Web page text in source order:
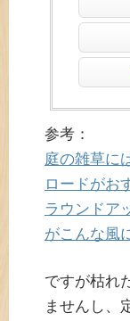
参考：
庭の雑草に
ロードがお
ラウンドア
がこんな風
ですが枯れ
ませんし、